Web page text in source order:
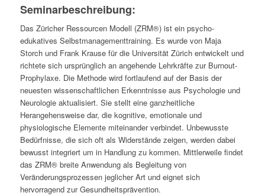
Seminarbeschreibung:
Das Züricher Ressourcen Modell (ZRM®) ist ein psycho-
edukatives Selbstmanagementtraining. Es wurde von Maja
Storch und Frank Krause für die Universität Zürich entwickelt und
richtete sich ursprünglich an angehende Lehrkräfte zur Burnout-
Prophylaxe. Die Methode wird fortlaufend auf der Basis der
neuesten wissenschaftlichen Erkenntnisse aus Psychologie und
Neurologie aktualisiert. Sie stellt eine ganzheitliche
Herangehensweise dar, die kognitive, emotionale und
physiologische Elemente miteinander verbindet. Unbewusste
Bedürfnisse, die sich oft als Widerstände zeigen, werden dabei
bewusst integriert um in Handlung zu kommen. Mittlerweile findet
das ZRM® breite Anwendung als Begleitung von
Veränderungsprozessen jeglicher Art und eignet sich
hervorragend zur Gesundheitsprävention.